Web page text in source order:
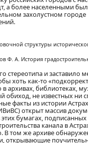
а более населенными
захолустном
структуры
А. История
и заставило
хоть как-то
архивах, библиотеках,
обиход, не известных
факты из истории
открыт массив
бумагах,
канала в
том же архиве
открывающие